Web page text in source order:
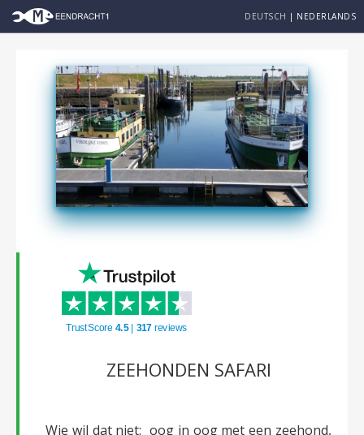
DEUTSCH | NEDERLANDS
TrustScore 4.5| 317reviews
ZEEHONDEN SAFARI
Wie wil dat niet: oog in oog met een zeehond,